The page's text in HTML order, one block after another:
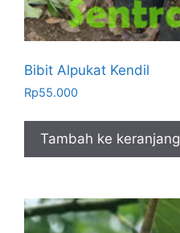
Bibit Alpukat Kendil
Rp55.000
Tambah ke keranjang